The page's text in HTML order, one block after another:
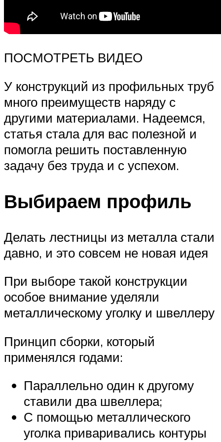
ПОСМОТРЕТЬ ВИДЕО
У конструкций из профильных труб
много преимуществ наряду с
другими материалами. Надеемся,
статья стала для вас полезной и
помогла решить поставленную
задачу без труда и с успехом.
Выбираем профиль
Делать лестницы из металла стали
давно, и это совсем не новая идея
При выборе такой конструкции
особое внимание уделяли
металлическому уголку и швеллеру
Принцип сборки, который
применялся годами:
Параллельно один к другому
ставили два швеллера;
С помощью металлического
уголка приваривались контуры